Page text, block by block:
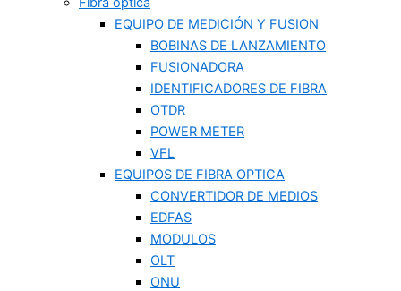
EQUIPO DE MEDICIÓN Y FUSION
BOBINAS DE LANZAMIENTO
FUSIONADORA
IDENTIFICADORES DE FIBRA
OTDR
POWER METER
VFL
EQUIPOS DE FIBRA OPTICA
CONVERTIDOR DE MEDIOS
EDFAS
MODULOS
OLT
ONU